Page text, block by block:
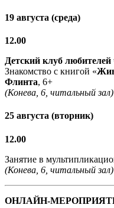
19 августа (среда)
12.00
Детский клуб
Знакомство с книгой «
Флинта, 6+
(Конева, 6, читальный зал)
25 августа (вторник)
12.00
Занятие в
(Конева, 6, читальный зал)
ОНЛАЙН-